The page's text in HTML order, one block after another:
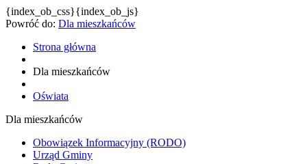
{index_ob_css}{index_ob_js}
Powróć do: Dla mieszkańców
Strona główna
Dla mieszkańców
Oświata
Dla mieszkańców
Obowiązek Informacyjny (RODO)
Urząd Gminy